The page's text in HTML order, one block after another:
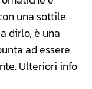
una sottile
dirlo, è una
ad essere
Ulteriori info